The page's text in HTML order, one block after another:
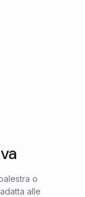
o
alle